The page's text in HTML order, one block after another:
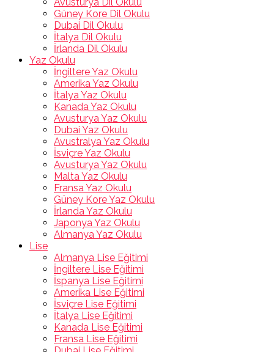
Avusturya Dil Okulu
Güney Kore Dil Okulu
Dubai Dil Okulu
İtalya Dil Okulu
İrlanda Dil Okulu
Yaz Okulu
İngiltere Yaz Okulu
Amerika Yaz Okulu
İtalya Yaz Okulu
Kanada Yaz Okulu
Avusturya Yaz Okulu
Dubai Yaz Okulu
Avustralya Yaz Okulu
İsviçre Yaz Okulu
Avusturya Yaz Okulu
Malta Yaz Okulu
Fransa Yaz Okulu
Güney Kore Yaz Okulu
İrlanda Yaz Okulu
Japonya Yaz Okulu
Almanya Yaz Okulu
Lise
Almanya Lise Eğitimi
İngiltere Lise Eğitimi
İspanya Lise Eğitimi
Amerika Lise Eğitimi
İsviçre Lise Eğitimi
İtalya Lise Eğitimi
Kanada Lise Eğitimi
Fransa Lise Eğitimi